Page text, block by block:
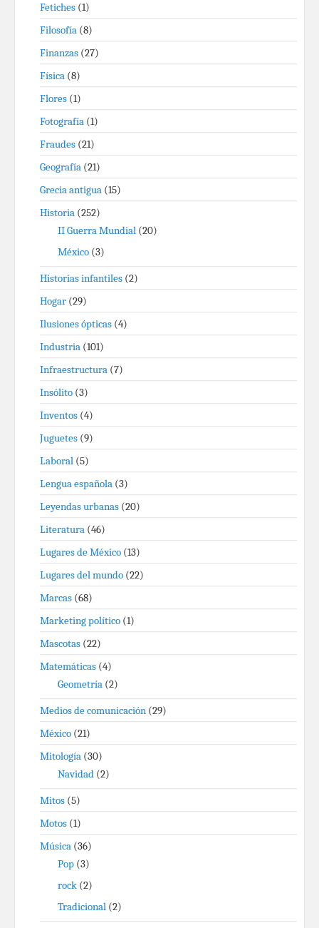
Fetiches (1)
Filosofía (8)
Finanzas (27)
Física (8)
Flores (1)
Fotografía (1)
Fraudes (21)
Geografía (21)
Grecia antigua (15)
Historia (252)
II Guerra Mundial (20)
México (3)
Historias infantiles (2)
Hogar (29)
Ilusiones ópticas (4)
Industria (101)
Infraestructura (7)
Insólito (3)
Inventos (4)
Juguetes (9)
Laboral (5)
Lengua española (3)
Leyendas urbanas (20)
Literatura (46)
Lugares de México (13)
Lugares del mundo (22)
Marcas (68)
Marketing político (1)
Mascotas (22)
Matemáticas (4)
Geometría (2)
Medios de comunicación (29)
México (21)
Mitología (30)
Navidad (2)
Mitos (5)
Motos (1)
Música (36)
Pop (3)
rock (2)
Tradicional (2)